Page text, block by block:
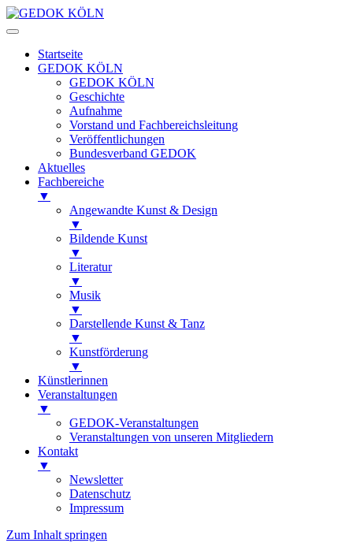
Startseite
GEDOK KÖLN
GEDOK KÖLN
Geschichte
Aufnahme
Vorstand und Fachbereichsleitung
Veröffentlichungen
Bundesverband GEDOK
Aktuelles
Fachbereiche
▼
Angewandte Kunst & Design
▼
Bildende Kunst
▼
Literatur
▼
Musik
▼
Darstellende Kunst & Tanz
▼
Kunstförderung
▼
Künstlerinnen
Veranstaltungen
▼
GEDOK-Veranstaltungen
Veranstaltungen von unseren Mitgliedern
Kontakt
▼
Newsletter
Datenschutz
Impressum
Zum Inhalt springen